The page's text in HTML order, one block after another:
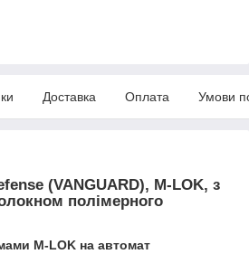
Доставка Оплата Умови
(VANGUARD), M-LOK, з
полімерного
M-LOK на автомат